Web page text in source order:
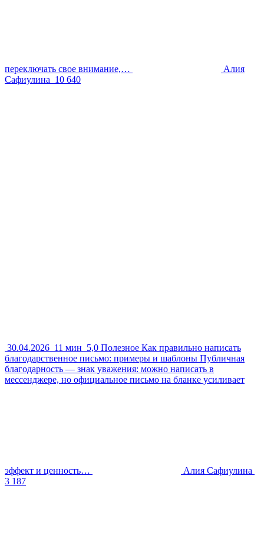
переключать свое внимание,…
Алия
Сафиулина 10 640
30.04.2026 11 мин 5,0 Полезное Как правильно написать
благодарственное письмо: примеры и шаблоны Публичная
благодарность — знак уважения: можно написать в
мессенджере, но официальное письмо на бланке усиливает
эффект и ценность…
Алия Сафиулина
3 187